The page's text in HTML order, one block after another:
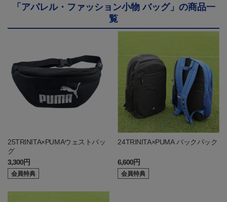
「アパレル・ファッション小物 バッグ」の商品一
覧
25TRINITA×PUMAウェストバッ
グ
3,300円
会員特典
24TRINITA×PUMA バックパック
6,600円
会員特典